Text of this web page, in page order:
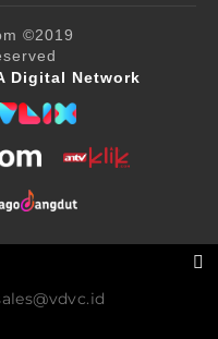
©2019
Digital Network
